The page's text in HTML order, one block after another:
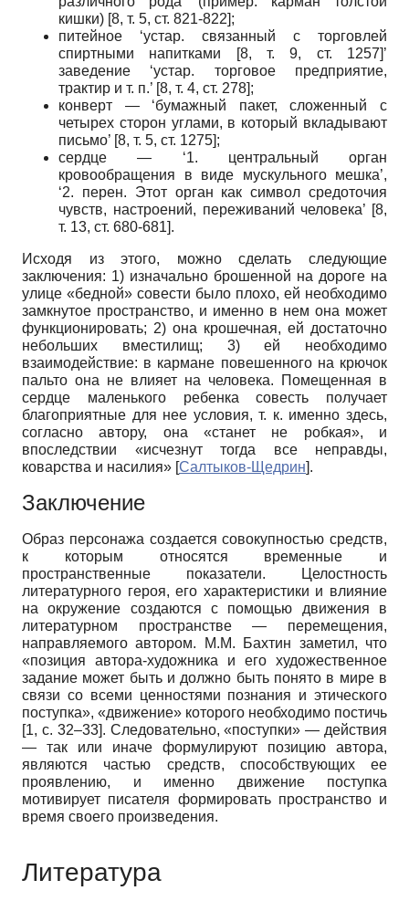
кишки) [8, т. 5, ст. 821-822];
питейное ‘устар. связанный с торговлей
спиртными напитками [8, т. 9, ст. 1257]’
заведение ‘устар. торговое предприятие,
трактир и т. п.’ [8, т. 4, ст. 278];
конверт — ‘бумажный пакет, сложенный с
четырех сторон углами, в который вкладывают
письмо’ [8, т. 5, ст. 1275];
сердце — ‘1. центральный орган
кровообращения в виде мускульного мешка’,
‘2. перен. Этот орган как символ средоточия
чувств, настроений, переживаний человека’ [8,
т. 13, ст. 680-681].
Исходя из этого, можно сделать следующие
заключения: 1) изначально брошенной на дороге на
улице «бедной» совести было плохо, ей необходимо
замкнутое пространство, и именно в нем она может
функционировать; 2) она крошечная, ей достаточно
небольших вместилищ; 3) ей необходимо
взаимодействие: в кармане повешенного на крючок
пальто она не влияет на человека. Помещенная в
сердце маленького ребенка совесть получает
благоприятные для нее условия, т. к. именно здесь,
согласно автору, она «станет не робкая», и
впоследствии «исчезнут тогда все неправды,
коварства и насилия» [Салтыков-Щедрин].
Заключение
Образ персонажа создается совокупностью средств,
к которым относятся временные и
пространственные показатели. Целостность
литературного героя, его характеристики и влияние
на окружение создаются с помощью движения в
литературном пространстве — перемещения,
направляемого автором. М.М. Бахтин заметил, что
«позиция автора-художника и его художественное
задание может быть и должно быть понято в мире в
связи со всеми ценностями познания и этического
поступка», «движение» которого необходимо постичь
[1, с. 32–33]. Следовательно, «поступки» — действия
— так или иначе формулируют позицию автора,
являются частью средств, способствующих ее
проявлению, и именно движение поступка
мотивирует писателя формировать пространство и
время своего произведения.
Литература